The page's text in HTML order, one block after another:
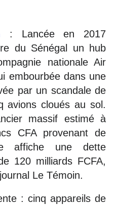
: Lancée en 2017
du Sénégal un hub
nationale Air
embourbée dans une
par un scandale de
avions cloués au sol.
massif estimé à
CFA provenant de
affiche une dette
120 milliards FCFA,
Le Témoin.
: cinq appareils de